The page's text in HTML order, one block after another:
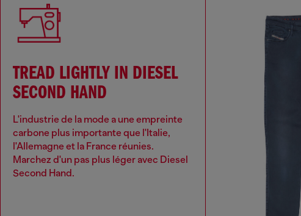
TREAD LIGHTLY IN DIESEL
SECOND HAND
L'industrie de la mode a une empreinte
carbone plus importante que l'Italie,
l'Allemagne et la France réunies.
Marchez d'un pas plus léger avec Diesel
Second Hand.